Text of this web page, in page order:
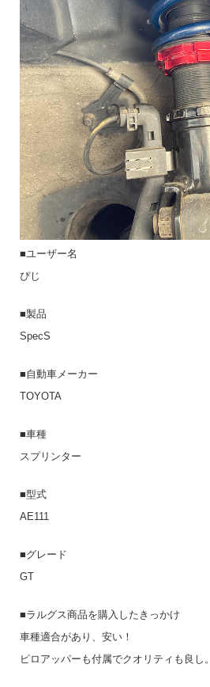
■ユーザー名
ぴじ
■製品
SpecS
■自動車メーカー
TOYOTA
■車種
スプリンター
■型式
AE111
■グレード
GT
■ラルグス商品を購入したきっかけ
車種適合があり、安い！
ピロアッパーも付属でクオリティも良し。